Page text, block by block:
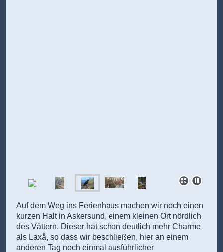
Auf dem Weg ins Ferienhaus machen wir noch einen
kurzen Halt in Askersund, einem kleinen Ort nördlich
des Vättern. Dieser hat schon deutlich mehr Charme
als Laxå, so dass wir beschließen, hier an einem
anderen Tag noch einmal ausführlicher